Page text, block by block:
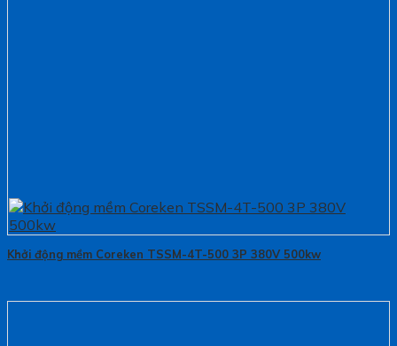
Khởi động mềm Coreken TSSM-4T-500 3P 380V 500kw